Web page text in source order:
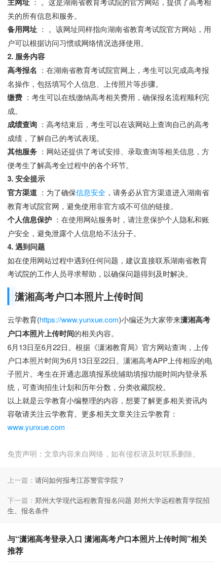
关的所有信息和服务。
备用网址 ： 。该网址同样指向湖南省教育考试院官方网站，用
户可以根据访问习惯或网络情况选择使用。
2. 服务内容
高考报名 ：在湖南省教育考试院官网上，考生可以完成高考报
名操作，包括填写个人信息、上传照片等步骤。
缴费 ：考生可以在线缴纳高考相关费用，确保报名流程顺利完
成。
成绩查询 ：高考结束后，考生可以在该网站上查询自己的高考
成绩，了解自己的考试表现。
其他服务 ：网站还提供了考试安排、录取查询等相关信息，方
便考生了解高考全过程中的各个环节。
3. 安全提示
官方渠道 ：为了确保信息安全 ，请务必从官方渠道进入湖南省
教育考试院官网，避免使用非官方或不可信的链接。
个人信息保护 ：在使用网站服务时，请注意保护个人隐私和账
户安全，避免泄露个人信息给不法分子。
4. 遇到问题
如在使用网站过程中遇到任何问题，建议直接联系湖南省教育
考试院的工作人员寻求帮助，以确保问题得到及时解决。
潇湘高考户口本照片上传时间
云学教育(https://www.yunxue.com)小编还为大家带来潇湘高考
户口本照片上传时间的相关内容。
6月13日至6月22日。根据《潇湘教育局》官方网站查询，上传
户口本照片时间为6月13日至22日。潇湘高考APP上传相应的电
子照片。考生在开通志愿填报系统辅助填报功能时间内登录系
统，可查询招生计划和历年分数，分类收藏院校。
以上就是云学教育小编整理的内容，想要了解更多相关资讯内
容敬请关注云学教育。更多相关文章关注云学教育：
www.yunxue.com
免责声明：文章内容来自网络，如有侵权请及时联系删除。
上一篇： 请问如何报考江苏警官学院？
下一篇： 郑州大学现代远程教育报名问题 郑州大学远程教育学院招
生、报名条件
与“潇湘高考登录入口 潇湘高考户口本照片上传时间”相关
推荐